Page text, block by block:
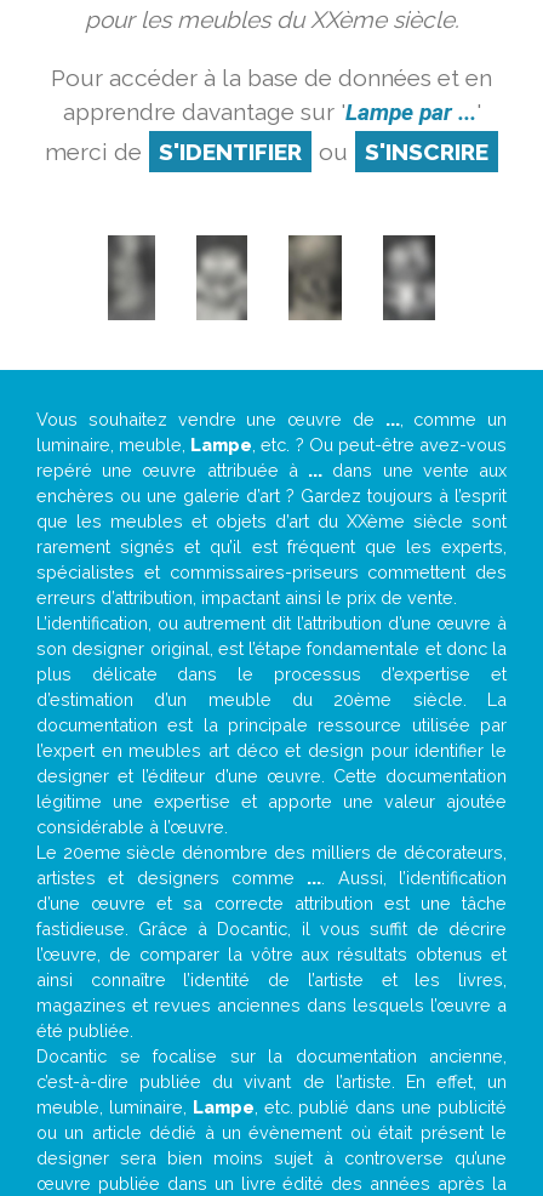
pour les meubles du XXème siècle.
Pour accéder à la base de données et en
apprendre davantage sur 'Lampe par ...'
merci de
S'IDENTIFIER ou S'INSCRIRE
Vous souhaitez vendre une œuvre de ..., comme un
luminaire, meuble, Lampe , etc. ? Ou peut-être avez-vous
repéré une œuvre attribuée à ... dans une vente aux
enchères ou une galerie d’art ? Gardez toujours à l’esprit
que les meubles et objets d’art du XXème siècle sont
rarement signés et qu’il est fréquent que les experts,
spécialistes et commissaires-priseurs commettent des
erreurs d’attribution, impactant ainsi le prix de vente.
L’identification, ou autrement dit l’attribution d’une œuvre à
son designer original, est l’étape fondamentale et donc la
plus délicate dans le processus d’expertise et
d’estimation d’un meuble du 20ème siècle. La
documentation est la principale ressource utilisée par
l’expert en meubles art déco et design pour identifier le
designer et l’éditeur d’une œuvre. Cette documentation
légitime une expertise et apporte une valeur ajoutée
considérable à l’œuvre.
Le 20eme siècle dénombre des milliers de décorateurs,
artistes et designers comme ... . Aussi, l’identification
d’une œuvre et sa correcte attribution est une tâche
fastidieuse. Grâce à Docantic, il vous suffit de décrire
l’œuvre, de comparer la vôtre aux résultats obtenus et
ainsi connaître l’identité de l’artiste et les livres,
magazines et revues anciennes dans lesquels l’œuvre a
été publiée.
Docantic se focalise sur la documentation ancienne,
c’est-à-dire publiée du vivant de l’artiste. En effet, un
meuble, luminaire, Lampe , etc. publié dans une publicité
ou un article dédié à un évènement où était présent le
designer sera bien moins sujet à controverse qu’une
œuvre publiée dans un livre édité des années après la